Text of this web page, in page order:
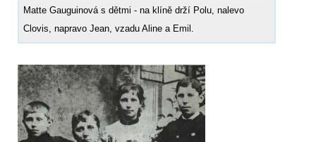
Matte Gauguinová s dětmi - na klíně drží Polu, nalevo
Clovis, napravo Jean, vzadu Aline a Emil.